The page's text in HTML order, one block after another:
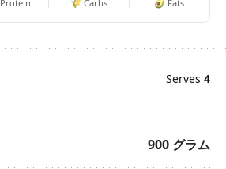
Protein 🌾 Carbs 🥑 Fats
Serves 4
900 グラム